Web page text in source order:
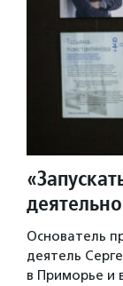
Основатель
деятель
в Приморье и